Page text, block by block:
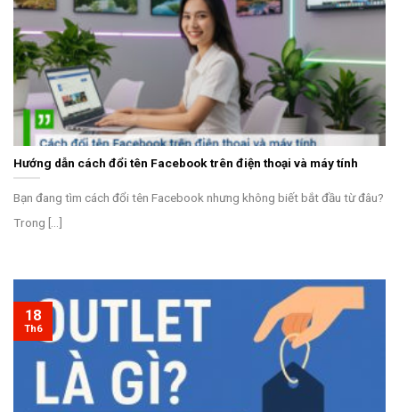
Hướng dẫn cách đổi tên Facebook trên điện thoại và máy tính
Bạn đang tìm cách đổi tên Facebook nhưng không biết bắt đầu từ đâu?
Trong [...]
18
Th6